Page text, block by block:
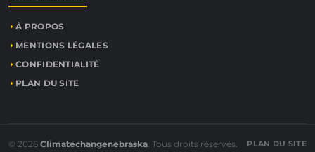
À PROPOS
MENTIONS LÉGALES
CONFIDENTIALITÉ
PLAN DU SITE
© 2026 Climatechangenebraska. Tous droits réservés. PLAN DU SITE